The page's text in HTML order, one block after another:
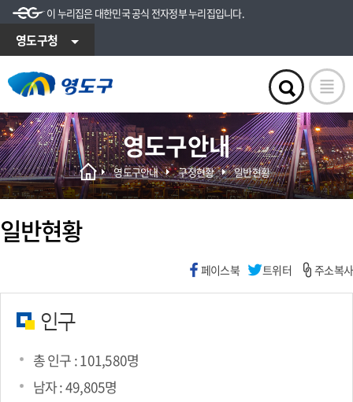
이 누리집은 대한민국 공식 전자정부 누리집입니다.
영도구청
영도구안내
영도구안내 구정현황 일반현황
일반현황
페이스북 트위터 주소복사
인구
총 인구 : 101,580명
남자 : 49,805명